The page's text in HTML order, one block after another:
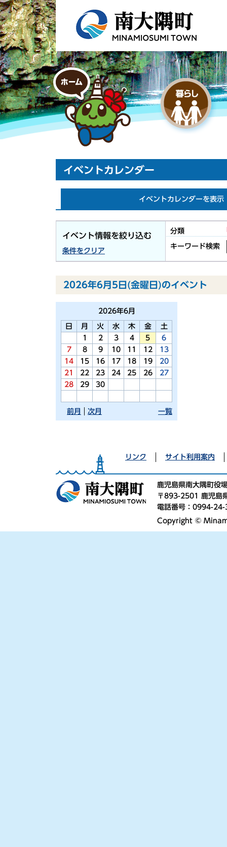
イベントカレンダー
イベントカレンダーを表示
イベント情報を絞り込む
条件をクリア
分類
キーワード検索
2026年6月5日(金曜日)のイベント
2026年6月
日 月 火 水 木 金
土
1
2 3 4 5
6
7
8 9 10 11 12
13
14
15 16 17 18 19
20
21
22 23 24 25 26
27
28
29 30
前月 一覧
次月
リンク サイト利用案内
鹿児島県南大隅町役
〒893-2501 鹿児島
電話番号：0994-
Copyright ©